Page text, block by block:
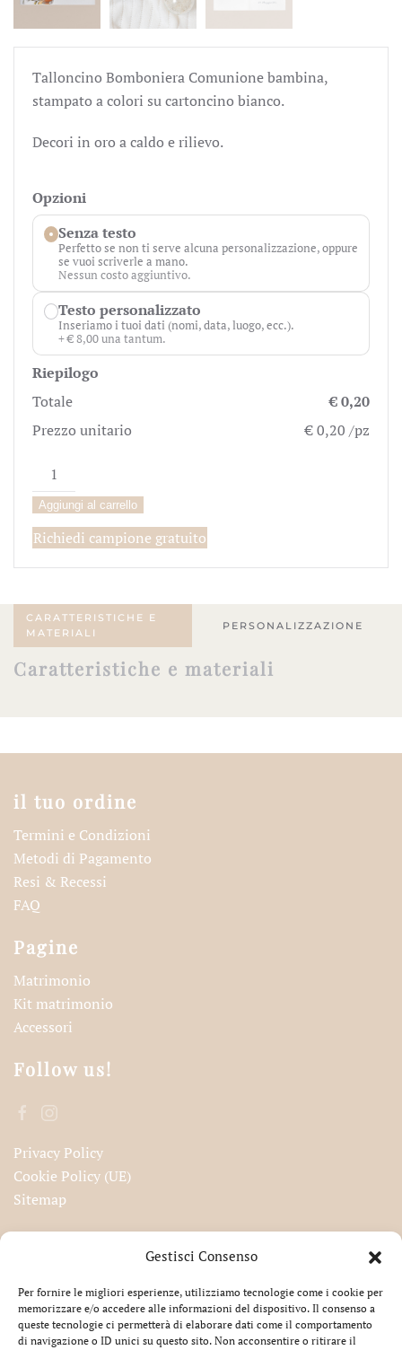
Gestisci Consenso
Per fornire le migliori esperienze, utilizziamo tecnologie come i cookie per
memorizzare e/o accedere alle informazioni del dispositivo. Il consenso a
queste tecnologie ci permetterà di elaborare dati come il comportamento
di navigazione o ID unici su questo sito. Non acconsentire o ritirare il
Talloncino Bomboniera Comunione bambina,
stampato a colori su cartoncino bianco.
Decori in oro a caldo e rilievo.
Opzioni
Senza testo
Perfetto se non ti serve alcuna personalizzazione, oppure
se vuoi scriverle a mano.
Nessun costo aggiuntivo.
Testo personalizzato
Inseriamo i tuoi dati (nomi, data, luogo, ecc.).
+ € 8,00 una tantum.
Riepilogo
Totale
€ 0,20
Prezzo unitario
€ 0,20 /pz
Biglietto
Bomboniera
Comunione
Bambina
Aggiungi al carrello
Richiedi campione gratuito
CARATTERISTICHE E
MATERIALI
PERSONALIZZAZIONE
Caratteristiche e materiali
il tuo ordine
Termini e Condizioni
Metodi di Pagamento
Resi & Recessi
FAQ
Pagine
Matrimonio
Kit matrimonio
Accessori
Follow us!
Privacy Policy
Cookie Policy (UE)
Sitemap
Accetto la privacy